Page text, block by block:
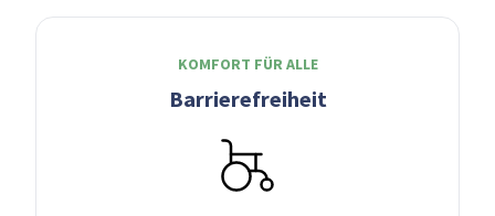
KOMFORT FÜR ALLE
Barrierefreiheit